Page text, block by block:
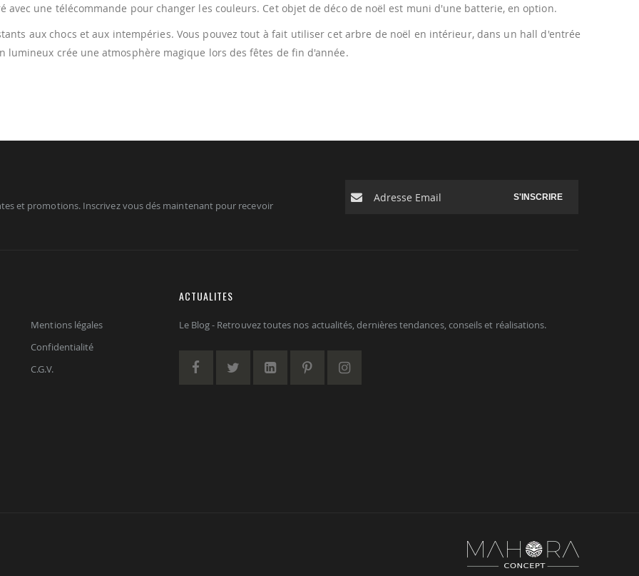
avec une télécommande pour changer les couleurs. Cet objet de déco de noël est muni d'une batterie, en option.
aux chocs et aux intempéries. Vous pouvez tout à fait utiliser cet arbre de noël en intérieur, dans un hall d'entrée
crée une atmosphère magique lors des fêtes de fin d'année.
et promotions. Inscrivez vous dés maintenant pour recevoir
S'INSCRIRE
Mentions légales
Confidentialité
C.G.V.
ACTUALITES
Le Blog - Retrouvez toutes nos actualités, dernières tendances, conseils et réalisations.